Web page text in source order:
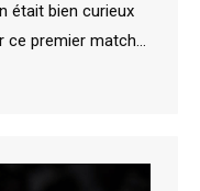
était bien curieux
ce premier match…